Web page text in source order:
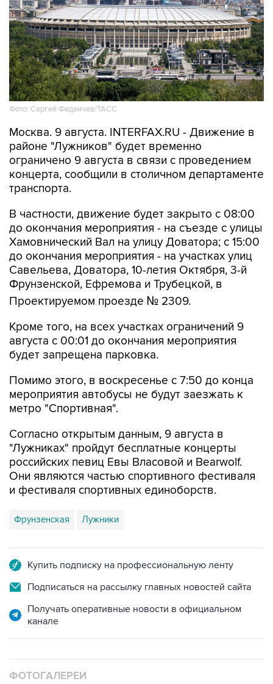
Фото: Сергей Фадеичев/ТАСС
Москва. 9 августа. INTERFAX.RU - Движение в
районе "Лужников" будет временно
ограничено 9 августа в связи с проведением
концерта, сообщили в столичном департаменте
транспорта.
В частности, движение будет закрыто с 08:00
до окончания мероприятия - на съезде с улицы
Хамовнический Вал на улицу Доватора; с 15:00
до окончания мероприятия - на участках улиц
Савельева, Доватора, 10-летия Октября, 3-й
Фрунзенской, Ефремова и Трубецкой, в
Проектируемом проезде № 2309.
Кроме того, на всех участках ограничений 9
августа с 00:01 до окончания мероприятия
будет запрещена парковка.
Помимо этого, в воскресенье с 7:50 до конца
мероприятия автобусы не будут заезжать к
метро "Спортивная".
Согласно открытым данным, 9 августа в
"Лужниках" пройдут бесплатные концерты
российских певиц Евы Власовой и Bearwolf.
Они являются частью спортивного фестиваля
и фестиваля спортивных единоборств.
Фрунзенская Лужники
Купить подписку на профессиональную ленту
Подписаться на рассылку главных новостей сайта
Получать оперативные новости в официальном
канале
ФОТОГАЛЕРЕИ